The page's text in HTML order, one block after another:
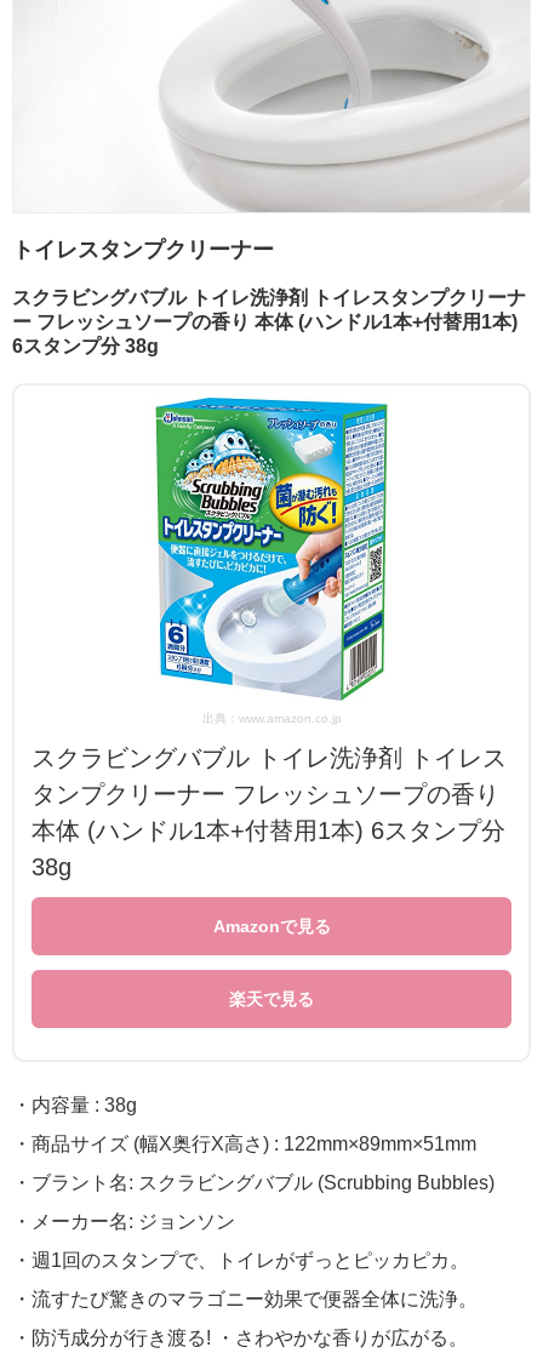
トイレスタンプクリーナー
スクラビングバブル トイレ洗浄剤 トイレスタンプクリーナ
ー フレッシュソープの香り 本体 (ハンドル1本+付替用1本)
6スタンプ分 38g
出典：www.amazon.co.jp
スクラビングバブル トイレ洗浄剤 トイレス
タンプクリーナー フレッシュソープの香り
本体 (ハンドル1本+付替用1本) 6スタンプ分
38g
Amazonで見る
楽天で見る
・内容量 : 38g
・商品サイズ (幅X奥行X高さ) : 122mm×89mm×51mm
・ブラント名: スクラビングバブル (Scrubbing Bubbles)
・メーカー名: ジョンソン
・週1回のスタンプで、トイレがずっとピッカピカ。
・流すたび驚きのマラゴニー効果で便器全体に洗浄。
・防汚成分が行き渡る! ・さわやかな香りが広がる。